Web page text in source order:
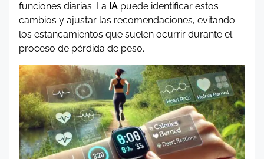
funciones diarias. La IA puede identificar estos
cambios y ajustar las recomendaciones, evitando
los estancamientos que suelen ocurrir durante el
proceso de pérdida de peso.